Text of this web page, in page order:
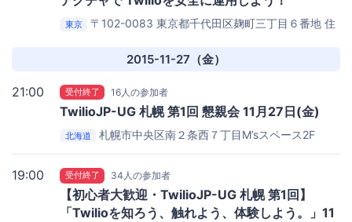
東京
〒102-0083 東京都千代田区麹町三丁目６番地 住
ンズ セミナールーム2015-11-27（金）
21:00 受付終了 16人の参加者
TwilioJP-UG 札幌 第1回 懇親会 11月27日(金)
北海道
札幌市中央区南２条西７丁目M’sスペース2F
19:00 受付終了 34人の参加者
【初心者大歓迎・TwilioJP-UG 札幌 第1回】
「Twilioを知ろう、触れよう、体験しよう。」11